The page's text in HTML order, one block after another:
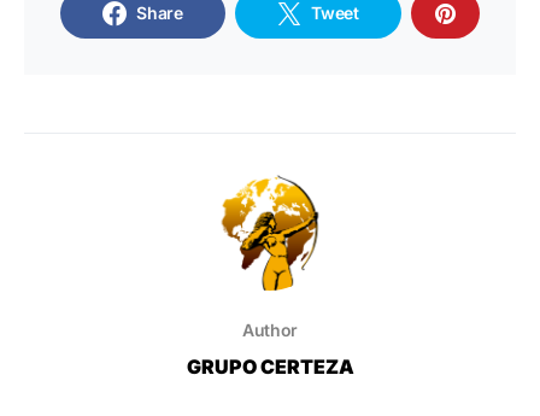
Share Tweet
Author
GRUPO CERTEZA